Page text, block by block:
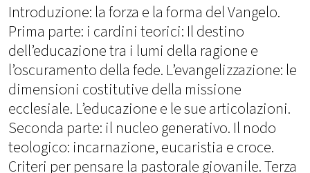
Introduzione: la forza e la forma del Vangelo.
Prima parte: i cardini teorici: Il destino
dell’educazione tra i lumi della ragione e
l’oscuramento della fede. L’evangelizzazione: le
dimensioni costitutive della missione
ecclesiale. L’educazione e le sue articolazioni.
Seconda parte: il nucleo generativo. Il nodo
teologico: incarnazione, eucaristia e croce.
Criteri per pensare la pastorale giovanile. Terza